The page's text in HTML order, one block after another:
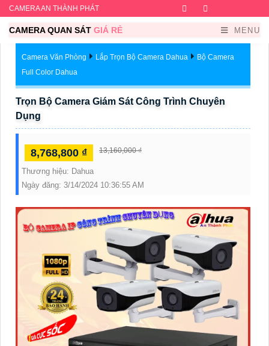
CAMERA AN THÀNH PHÁT Facebook
CAMERA QUAN SÁT GIÁ RẺ MENU
Camera Văn Phòng Lắp Trọn Bộ Camera Dahua
Bộ Camera
Full Color Dahua
Trọn Bộ Camera Giám Sát Công Trình Chuyên
Dụng
8,768,800 ₫ 13,160,000 ₫
Thương hiệu: Dahua
Ngày đăng: 3/14/2024 10:36:55 AM